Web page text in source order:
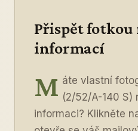
Přispět fotkou
informací
M áte vlastní
(2/52/A-140 S)
informaci? Klikněte